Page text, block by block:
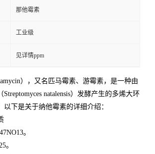
那他霉素
工业级
见详情ppm
），又名匹马霉素、游霉素，是一种由
natalensis）发酵产生的多烯大环
以下是关于纳他霉素的详细介绍：
。
。